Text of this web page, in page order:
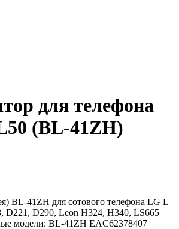
для телефона
(BL-41ZH)
BL-41ZH для сотового телефона LG L
D221, D290, Leon H324, H340, LS665
модели: BL-41ZH EAC62378407